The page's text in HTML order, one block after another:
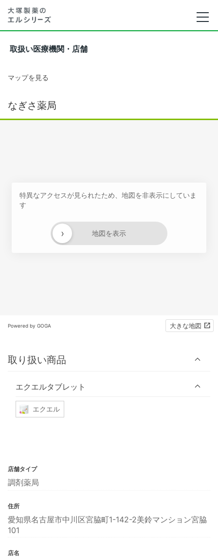
取扱い医療機関・店舗
マップを見る
なぎさ薬局
特異なアクセスが見られたため、地図を非表示にしていま
す
地図を表示
›
Powered by GOGA 大きな地図
取り扱い商品
エクエルタブレット
エクエル
店舗タイプ
調剤薬局
住所
愛知県名古屋市中川区宮脇町1-142-2美鈴マンション宮脇
101
店名